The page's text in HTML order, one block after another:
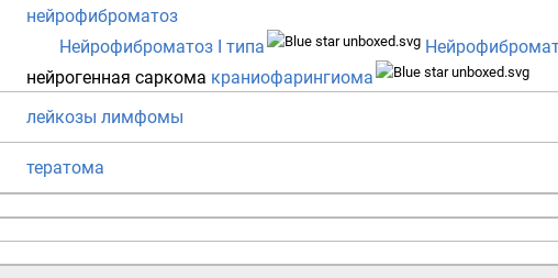
нейрофиброматоз
Нейрофиброматоз I типа
нейрогенная саркома краниофарингиома
лейкозы лимфомы
тератома